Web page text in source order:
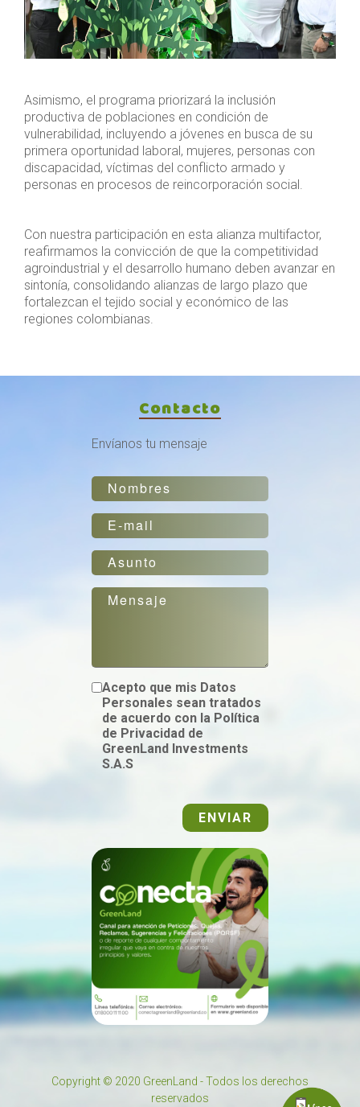
Asimismo, el programa priorizará la inclusión
productiva de poblaciones en condición de
vulnerabilidad, incluyendo a jóvenes en busca de su
primera oportunidad laboral, mujeres, personas con
discapacidad, víctimas del conflicto armado y
personas en procesos de reincorporación social.
Con nuestra participación en esta alianza multifactor,
reafirmamos la convicción de que la competitividad
agroindustrial y el desarrollo humano deben avanzar en
sintonía, consolidando alianzas de largo plazo que
fortalezcan el tejido social y económico de las
regiones colombianas.
Contacto
Envíanos tu mensaje
Acepto que mis Datos
Personales sean tratados
de acuerdo con la Política
de Privacidad de
GreenLand Investments
S.A.S
ENVIAR
Copyright © 2020 GreenLand - Todos los derechos
reservados